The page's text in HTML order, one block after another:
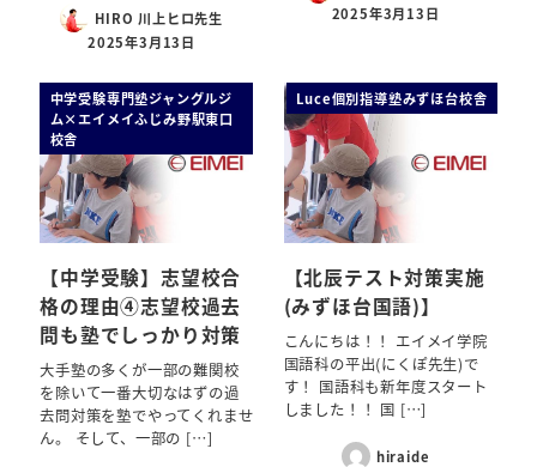
HIRO 川上ヒロ先生
2025年3月13日
2025年3月13日
中学受験専門塾ジャングルジ
ム×エイメイふじみ野駅東口
校舎
【中学受験】志望校合
格の理由④志望校過去
問も塾でしっかり対策
大手塾の多くが一部の難関校
を除いて一番大切なはずの過
去問対策を塾でやってくれませ
ん。 そして、一部の […]
Luce個別指導塾みずほ台校舎
【北辰テスト対策実施
(みずほ台国語)】
こんにちは！！ エイメイ学院
国語科の平出(にくぽ先生)で
す！ 国語科も新年度スタート
しました！！ 国 […]
hiraide